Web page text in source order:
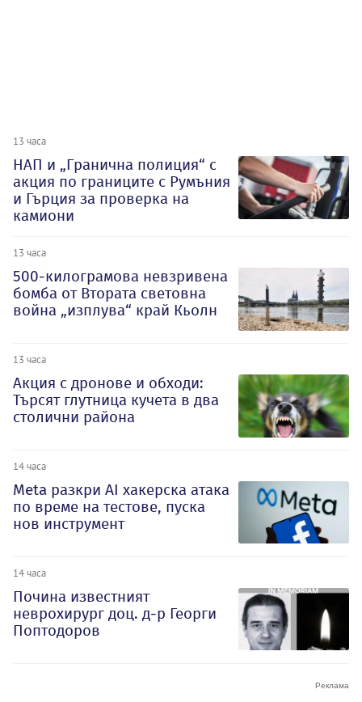
13 часа
НАП и „Гранична полиция“ с
акция по границите с Румъния
и Гърция за проверка на
камиони
13 часа
500-килограмова невзривена
бомба от Втората световна
война „изплува“ край Кьолн
13 часа
Акция с дронове и обходи:
Търсят глутница кучета в два
столични района
14 часа
Meta разкри AI хакерска атака
по време на тестове, пуска
нов инструмент
14 часа
Почина известният
неврохирург доц. д-р Георги
Поптодоров